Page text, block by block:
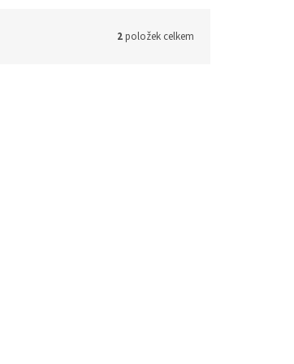
2položek celkem